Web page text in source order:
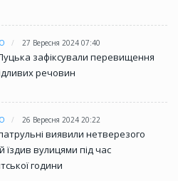
27 Вересня 2024 07:40
зафіксували перевищення
речовин
26 Вересня 2024 20:22
виявили нетверезого
їздив вулицями під час
години